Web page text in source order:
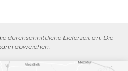
durchschnittliche Lieferzeit an. Die
abweichen.